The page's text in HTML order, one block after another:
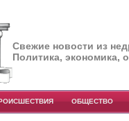
Свежие новости из
Политика, экономика,
ОБЩЕСТВО